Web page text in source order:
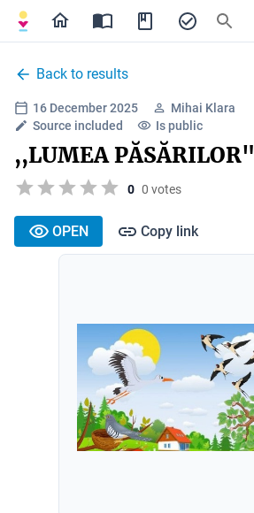
Back to results
16 December 2025
Mihai Klara
Source included
Is public
,,LUMEA PĂSĂRILOR"
0 0 votes
OPEN Copy link